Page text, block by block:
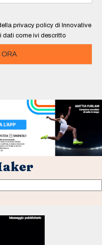
privacy policy di Innovative
dati come ivi descritto
ORA